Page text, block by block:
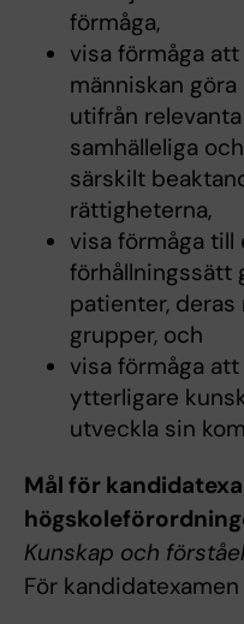
förmåga,
visa förmåga
människan
utifrån
samhälleliga
särskilt
rättigheterna,
visa förmåga
förhållningssätt
patienter,
grupper, och
visa förmåga
ytterligare
utveckla sin
Mål för
Kunskap och
För